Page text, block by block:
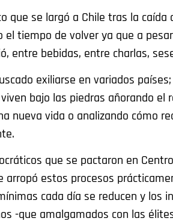
se largó a Chile tras la caída
tiempo de volver ya que a
entre bebidas, entre charlas,
exiliarse en variados
bajo las piedras añorando el
nueva vida o analizando cómo
que se pactaron en
estos procesos
cada día se reducen y los
-que amalgamados con las